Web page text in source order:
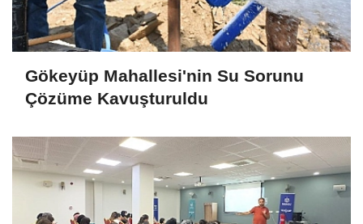
Gökeyüp Mahallesi'nin Su Sorunu
Çözüme Kavuşturuldu